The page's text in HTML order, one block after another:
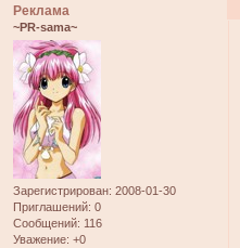
Реклама
~PR-sama~
Зарегистрирован: 2008-01-30
Приглашений: 0
Сообщений: 116
Уважение: +0